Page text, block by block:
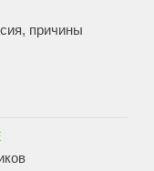
причины